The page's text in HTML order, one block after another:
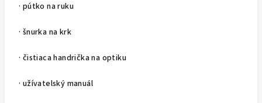
· pútko na ruku
· šnurka na krk
· čistiaca handrička na optiku
· užívatelský manuál